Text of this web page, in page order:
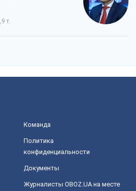
т.
Команда
Политика
конфиденциальности
Документы
Журналисты OBOZ.UA на месте